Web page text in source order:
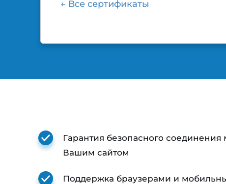
← Все сертификаты
Гарантия безопасного
Вашим сайтом
Поддержка браузерами и